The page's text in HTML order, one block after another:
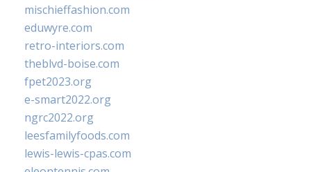
mischieffashion.com
eduwyre.com
retro-interiors.com
theblvd-boise.com
fpet2023.org
e-smart2022.org
ngrc2022.org
leesfamilyfoods.com
lewis-lewis-cpas.com